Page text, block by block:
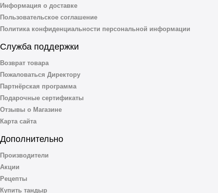
Информация о доставке
Пользовательское соглашение
Политика конфиденциальности персональной информации
Служба поддержки
Возврат товара
Пожаловаться Директору
Партнёрская программа
Подарочные сертификаты
Отзывы о Магазине
Карта сайта
Дополнительно
Производители
Акции
Рецепты
Купить тандыр